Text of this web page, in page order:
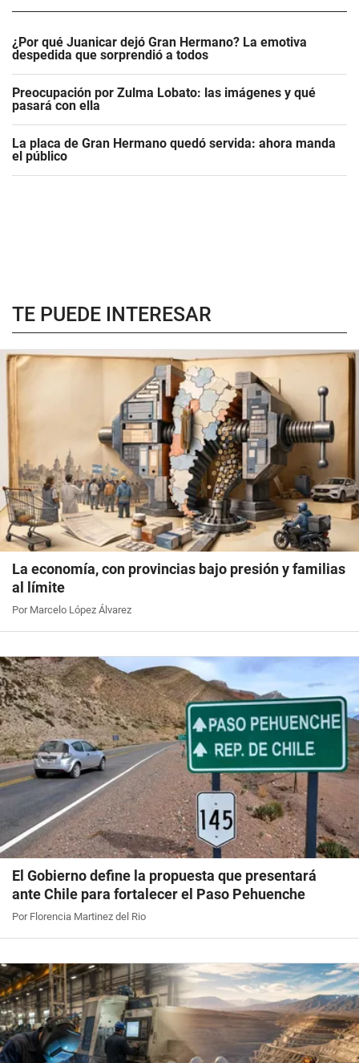
¿Por qué Juanicar dejó Gran Hermano? La emotiva
despedida que sorprendió a todos
Preocupación por Zulma Lobato: las imágenes y qué
pasará con ella
La placa de Gran Hermano quedó servida: ahora manda
el público
TE PUEDE INTERESAR
La economía, con provincias bajo presión y familias
al límite
Por Marcelo López Álvarez
El Gobierno define la propuesta que presentará
ante Chile para fortalecer el Paso Pehuenche
Por Florencia Martinez del Rio